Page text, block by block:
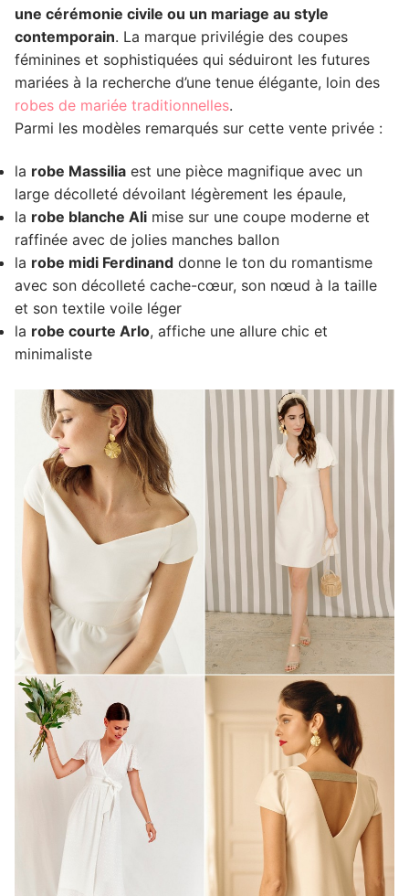
une cérémonie civile ou un mariage au style
contemporain. La marque privilégie des coupes
féminines et sophistiquées qui séduiront les futures
mariées à la recherche d’une tenue élégante, loin des
robes de mariée traditionnelles.
Parmi les modèles remarqués sur cette vente privée :
la robe Massilia est une pièce magnifique avec un
large décolleté dévoilant légèrement les épaule,
la robe blanche Ali mise sur une coupe moderne et
raffinée avec de jolies manches ballon
la robe midi Ferdinand donne le ton du romantisme
avec son décolleté cache-cœur, son nœud à la taille
et son textile voile léger
la robe courte Arlo, affiche une allure chic et
minimaliste